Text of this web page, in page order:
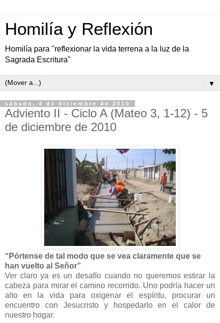
Homilía y Reflexión
Homilía para "reflexionar la vida terrena a la luz de la
Sagrada Escritura"
▼
sábado, 4 de diciembre de 2010
Adviento II - Ciclo A (Mateo 3, 1-12) - 5
de diciembre de 2010
“Pórtense de tal modo que se vea claramente que se
han vuelto al Señor”
Ver claro ya es un desafío cuando no queremos estirar la
cabeza para mirar el camino recorrido. Uno podría hacer un
alto en la vida para oxigenar el espíritu, procurar un
encuentro con Jesucristo y hospedarlo en el calor de
nuestro hogar.